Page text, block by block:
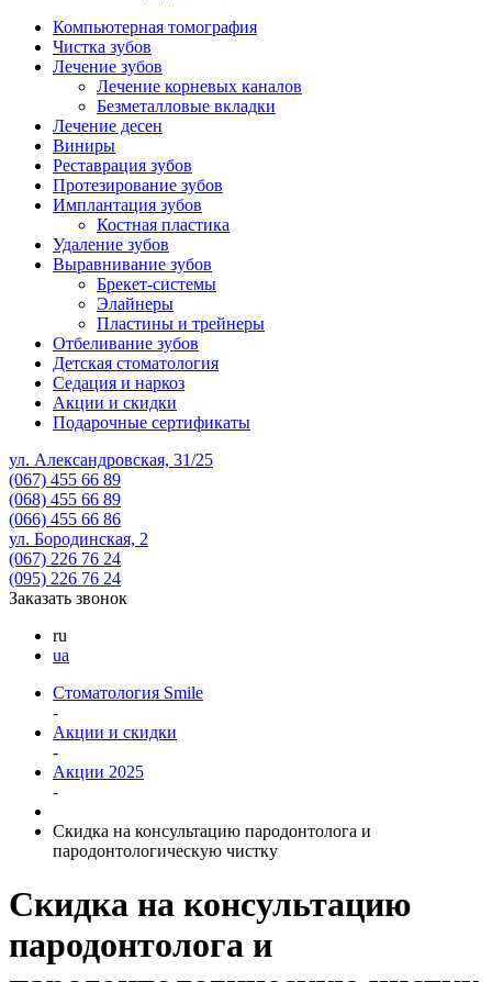
Компьютерная томография
Чистка зубов
Лечение зубов
Лечение корневых каналов
Безметалловые вкладки
Лечение десен
Виниры
Реставрация зубов
Протезирование зубов
Имплантация зубов
Костная пластика
Удаление зубов
Выравнивание зубов
Брекет-системы
Элайнеры
Пластины и трейнеры
Отбеливание зубов
Детская стоматология
Седация и наркоз
Акции и скидки
Подарочные сертификаты
ул. Александровская, 31/25
(067) 455 66 89
(068) 455 66 89
(066) 455 66 86
ул. Бородинская, 2
(067) 226 76 24
(095) 226 76 24
Заказать звонок
ru
ua
Стоматология Smile
-
Акции и скидки
-
Акции 2025
-
Скидка на консультацию пародонтолога и
пародонтологическую чистку
Скидка на консультацию
пародонтолога и